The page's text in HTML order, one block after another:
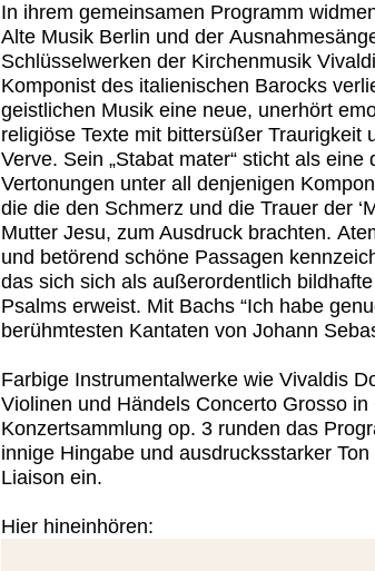
In ihrem gemeinsamen Programm
Alte Musik Berlin und der
Schlüsselwerken der Kirchenmusik
Komponist des italienischen Barocks
geistlichen Musik eine neue, unerhört
religiöse Texte mit bittersüßer Traurigkeit
Verve. Sein „Stabat mater“ sticht als eine
Vertonungen unter all denjenigen
die die den Schmerz und die Trauer der
Mutter Jesu, zum Ausdruck brachten.
und betörend schöne Passagen
das sich sich als außerordentlich
Psalms erweist. Mit Bachs “Ich habe
berühmtesten Kantaten von Johann
Farbige Instrumentalwerke wie Vivaldis
Violinen und Händels Concerto Grosso
Konzertsammlung op. 3 runden das
innige Hingabe und ausdrucksstarker
Liaison ein.
Hier hineinhören: